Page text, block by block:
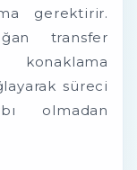
gerektirir.
transfer
süreci
olmadan